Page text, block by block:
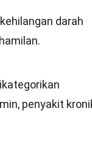
darah
penyakit